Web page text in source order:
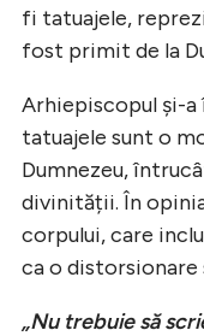
fi tatuajele,
fost primit de la
Arhiepiscopul și-
tatuajele sunt o
Dumnezeu,
divinității. În
corpului, care
ca o distorsionare
„Nu trebuie să